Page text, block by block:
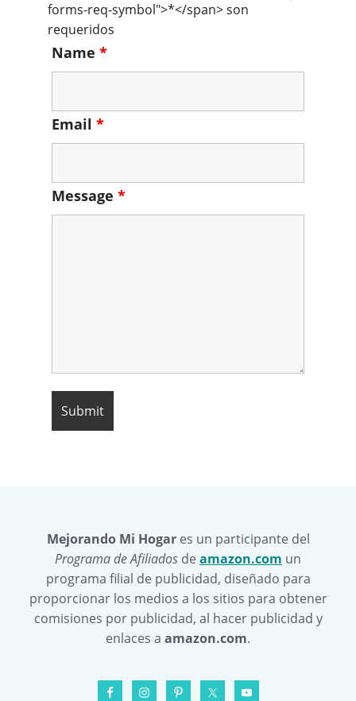
forms-req-symbol">*</span> son
requeridos
Name *
Email *
Message *
Mejorando Mi Hogares un participante del
Programa de Afiliados de amazon.com un
programa filial de publicidad, diseñado para
proporcionar los medios a los sitios para obtener
comisiones por publicidad, al hacer publicidad y
enlaces a amazon.com.